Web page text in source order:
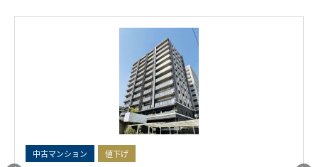
中古マンション 値下げ